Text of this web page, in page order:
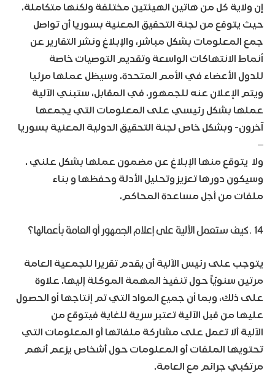
إن ولاية كل من هاتين الهيئتين مختلفة ولكنها متكاملة.
حيث يتوقع من لجنة التحقيق المعنية بسوريا أن تواصل
جمع المعلومات بشكل مباشر، والإبلاغ ونشر التقارير عن
أنماط الانتهاكات الواسعة وتقديم التوصيات خاصة
للدول الأعضاء في الأمم المتحدة. وسيظل عملها مرئيا
ويتم الإعلان عنه للجمهور. في المقابل، ستبني الآلية
عملها بشكل رئيسي على المعلومات التي يجمعها
آخرون- وبشكل خاص لجنة التحقيق الدولية المعنية بسوريا
–
ولا يتوقع منها الإبلاغ عن مضمون عملها بشكل علني .
وسيكون دورها تعزيز وتحليل الأدلة وحفظها و بناء
ملفات من أجل مساعدة المحاكم.
14 .كيف ستعمل الآلية على إعلام الجمهور أو العامة بأعمالها؟
يتوجب على رئيس الآلية أن يقدم تقريرا للجمعية العامة
مرتين سنويّاً حول تنفيذ المهمة الموكلة إليها. علاوة
على ذلك، وبما أن جميع المواد التي تم إنتاجها أو الحصول
عليها من قبل الآلية تعتبر سرية للغاية فيتوقع من
الآلية ألا تعمل على مشاركة ملفاتها أو المعلومات التي
تحتويها الملفات أو المعلومات حول أشخاص يزعم أنهم
مرتكبي جرائم مع العامة.